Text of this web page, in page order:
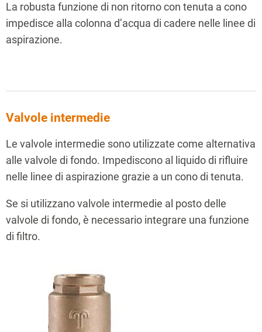
La robusta funzione di non ritorno con tenuta a cono
impedisce alla colonna d’acqua di cadere nelle linee di
aspirazione.
Valvole intermedie
Le valvole intermedie sono utilizzate come alternativa
alle valvole di fondo. Impediscono al liquido di rifluire
nelle linee di aspirazione grazie a un cono di tenuta.
Se si utilizzano valvole intermedie al posto delle
valvole di fondo, è necessario integrare una funzione
di filtro.